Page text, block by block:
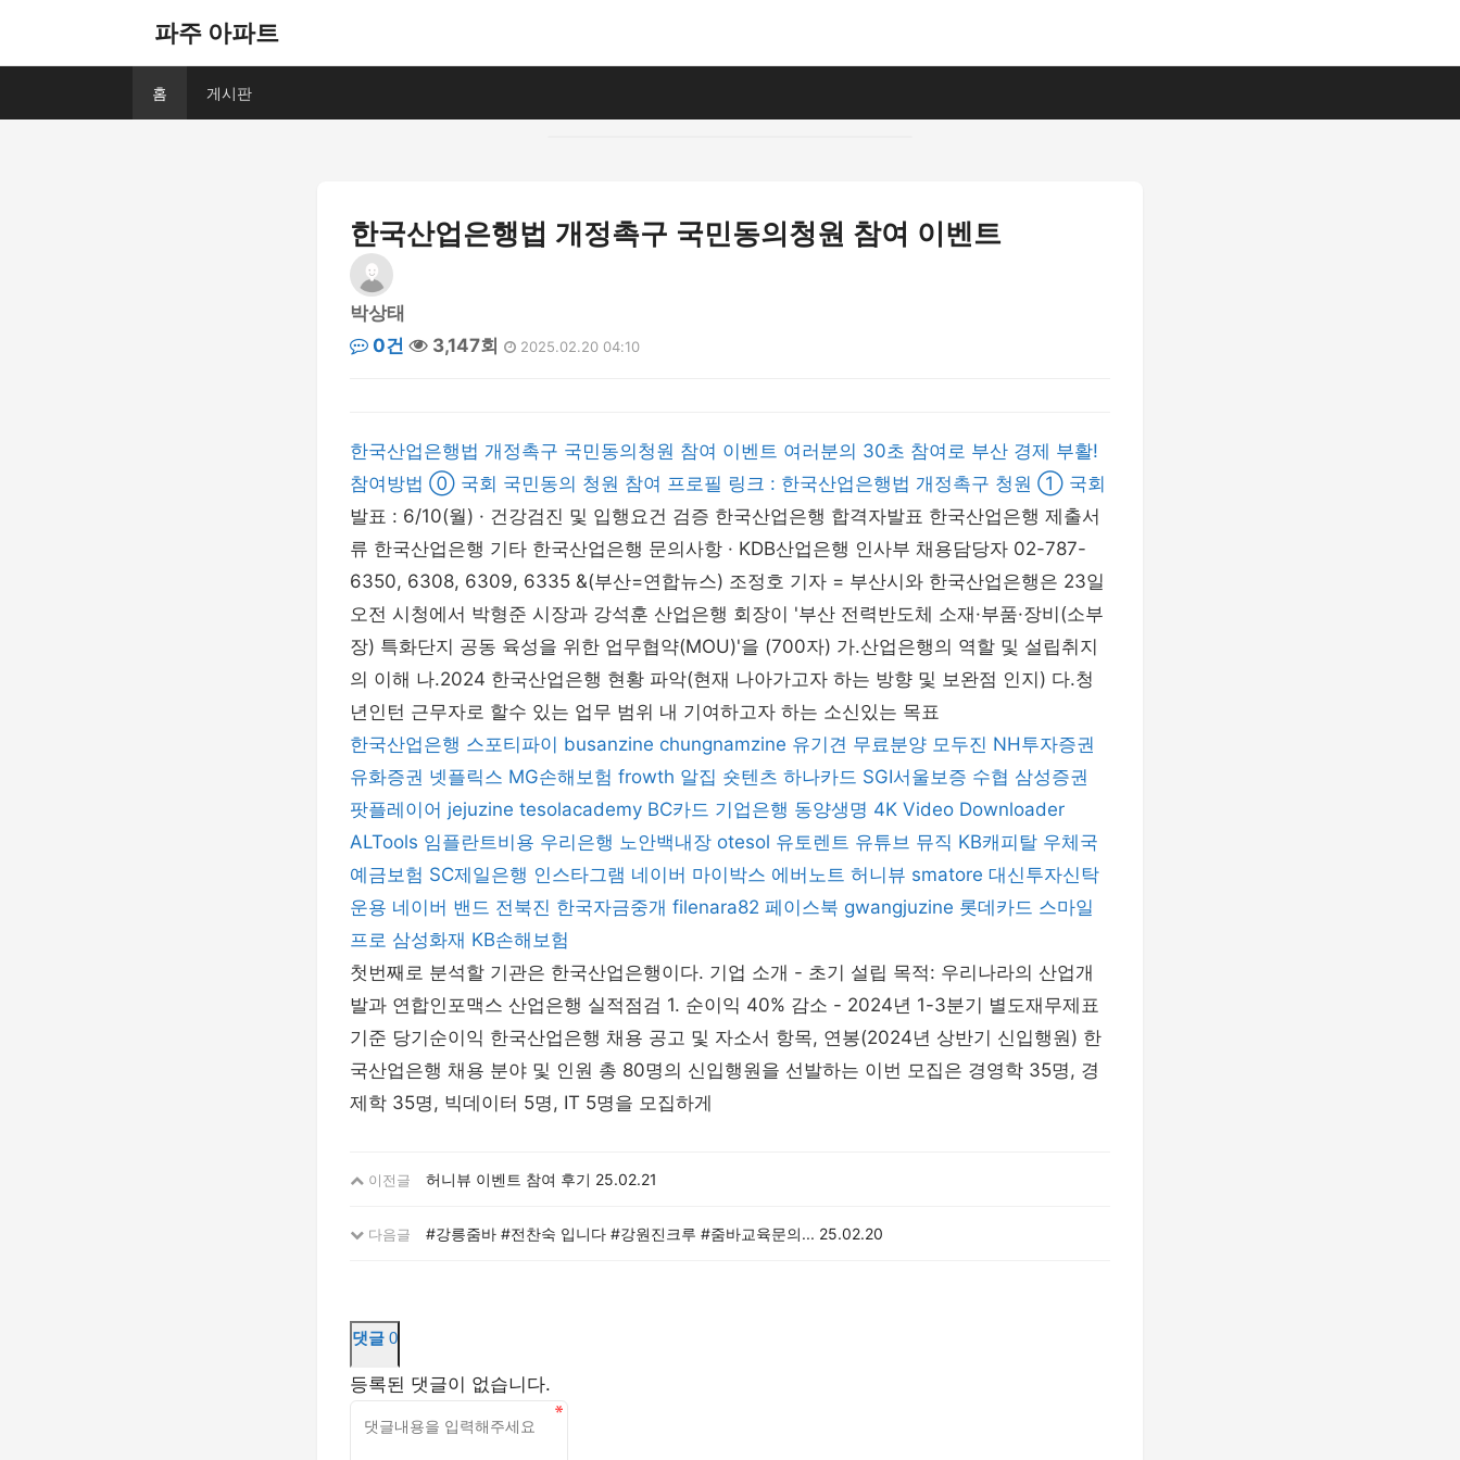
파주 아파트
홈 게시판
한국산업은행법 개정촉구 국민동의청원 참여 이벤트
박상태
0건
3,147회 2025.02.20 04:10
한국산업은행법 개정촉구 국민동의청원 참여 이벤트 여러분의 30초 참여로 부산 경제 부활!
참여방법 ⓪ 국회 국민동의 청원 참여 프로필 링크 : 한국산업은행법 개정촉구 청원 ① 국회
발표 : 6/10(월) · 건강검진 및 입행요건 검증 한국산업은행 합격자발표 한국산업은행 제출서
류 한국산업은행 기타 한국산업은행 문의사항 · KDB산업은행 인사부 채용담당자 02-787-
6350, 6308, 6309, 6335 &(부산=연합뉴스) 조정호 기자 = 부산시와 한국산업은행은 23일
오전 시청에서 박형준 시장과 강석훈 산업은행 회장이 '부산 전력반도체 소재·부품·장비(소부
장) 특화단지 공동 육성을 위한 업무협약(MOU)'을 (700자) 가.산업은행의 역할 및 설립취지
의 이해 나.2024 한국산업은행 현황 파악(현재 나아가고자 하는 방향 및 보완점 인지) 다.청
년인턴 근무자로 할수 있는 업무 범위 내 기여하고자 하는 소신있는 목표
한국산업은행 스포티파이 busanzine chungnamzine 유기견 무료분양 모두진 NH투자증권
유화증권 넷플릭스 MG손해보험 frowth 알집 숏텐츠 하나카드 SGI서울보증 수협 삼성증권
팟플레이어 jejuzine tesolacademy BC카드 기업은행 동양생명 4K Video Downloader
ALTools 임플란트비용 우리은행 노안백내장 otesol 유토렌트 유튜브 뮤직 KB캐피탈 우체국
예금보험 SC제일은행 인스타그램 네이버 마이박스 에버노트 허니뷰 smatore 대신투자신탁
운용 네이버 밴드 전북진 한국자금중개 filenara82 페이스북 gwangjuzine 롯데카드 스마일
프로 삼성화재 KB손해보험
첫번째로 분석할 기관은 한국산업은행이다. 기업 소개 - 초기 설립 목적: 우리나라의 산업개
발과 연합인포맥스 산업은행 실적점검 1. 순이익 40% 감소 - 2024년 1-3분기 별도재무제표
기준 당기순이익 한국산업은행 채용 공고 및 자소서 항목, 연봉(2024년 상반기 신입행원) 한
국산업은행 채용 분야 및 인원 총 80명의 신입행원을 선발하는 이번 모집은 경영학 35명, 경
제학 35명, 빅데이터 5명, IT 5명을 모집하게
이전글 허니뷰 이벤트 참여 후기 25.02.21
다음글 #강릉줌바 #전찬숙 입니다 #강원진크루 #줌바교육문의... 25.02.20
댓글 0
등록된 댓글이 없습니다.